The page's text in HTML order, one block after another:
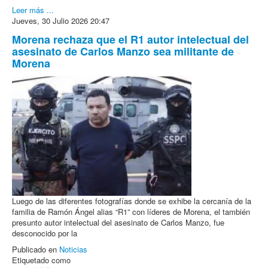
Leer más ...
Jueves, 30 Julio 2026 20:47
Morena rechaza que el R1 autor intelectual del
asesinato de Carlos Manzo sea militante de
Morena
Luego de las diferentes fotografías donde se exhibe la cercanía de la
familia de Ramón Ángel alias “R1” con líderes de Morena, el también
presunto autor intelectual del asesinato de Carlos Manzo, fue
desconocido por la
Publicado en Noticias
Etiquetado como